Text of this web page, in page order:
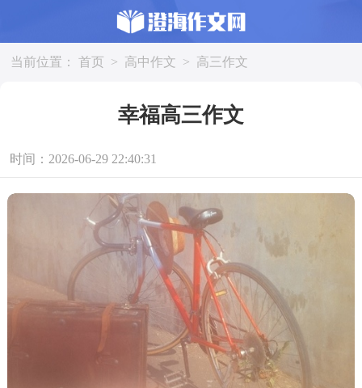
当前位置： 首页 > 高中作文 > 高三作文
幸福高三作文
时间：2026-06-29 22:40:31